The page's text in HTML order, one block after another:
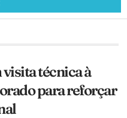
técnica à
para reforçar